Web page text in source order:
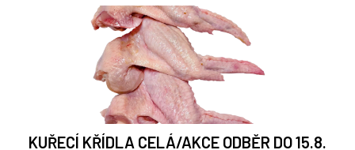
KUŘECÍ KŘÍDLA CELÁ/AKCE ODBĚR DO 15.8.